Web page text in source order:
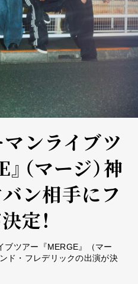
ンライブツ
（マージ）神
ン相手にフ
定！
ブツアー『MERGE』（マー
ド・フレデリックの出演が決